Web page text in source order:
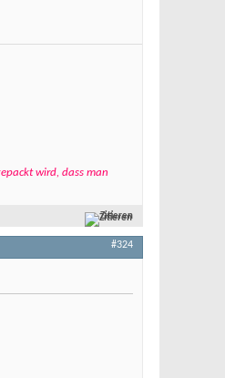
wird, dass man
Zitieren
#324